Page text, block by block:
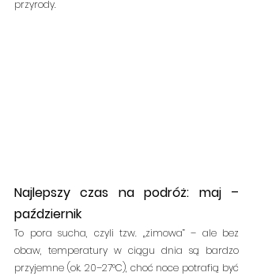
przyrody.
Najlepszy czas na podróż: maj –
październik
To pora sucha, czyli tzw. „zimowa” – ale bez
obaw, temperatury w ciągu dnia są bardzo
przyjemne (ok. 20–27°C), choć noce potrafią być